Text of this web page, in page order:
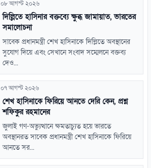
০৮ আগস্ট ২০২৬
দিল্লিতে হাসিনার বক্তব্যে ক্ষুব্ধ জামায়াত, ভারতের
সমালোচনা
সাবেক প্রধানমন্ত্রী শেখ হাসিনাকে দিল্লিতে অবস্থানের
সুযোগ দিয়ে এবং সেখানে সংবাদ সম্মেলনে বক্তব্য
দেও...
০৭ আগস্ট ২০২৬
শেখ হাসিনাকে ফিরিয়ে আনতে দেরি কেন, প্রশ্ন
শফিকুর রহমানের
জুলাই গণ-অভ্যুত্থানে ক্ষমতাচ্যুত হয়ে ভারতে
অবস্থানরত সাবেক প্রধানমন্ত্রী শেখ হাসিনাকে ফিরিয়ে
আনতে সর...